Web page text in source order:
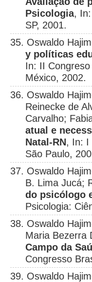
Psicologia,
SP, 2001.
35. Oswaldo
y políticas
In: II
México, 2002.
36. Oswaldo
Reinecke de
Carvalho;
atual e
Natal-RN, In: I
São Paulo,
37. Oswaldo
B. Lima Jucá;
do psicólogo
Psicologia:
38. Oswaldo
Maria Bezerra
Campo da
Congresso
39. Oswaldo